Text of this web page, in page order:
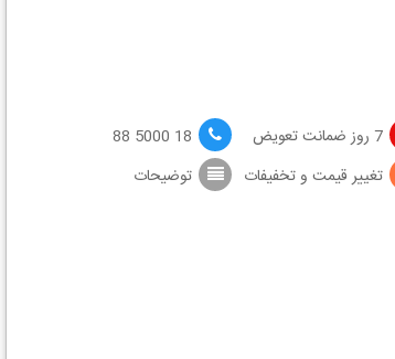
7 روز ضمانت تعویض
18 5000 88
تغییر قیمت و تخفیفات توضیحات